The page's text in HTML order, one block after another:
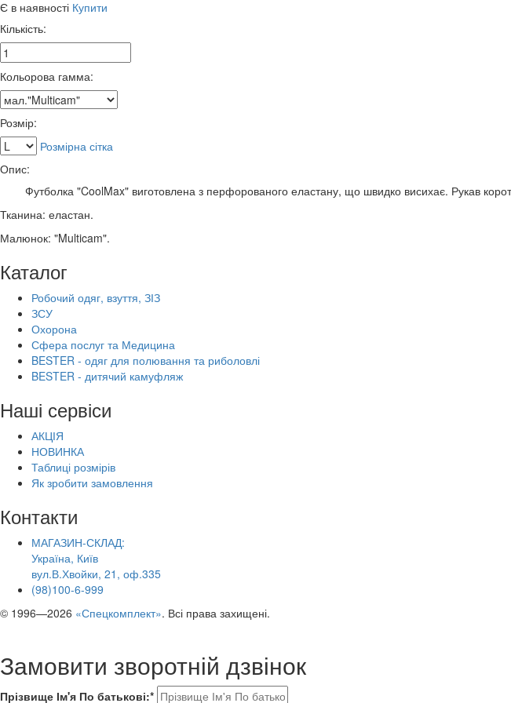
Є в наявності Купити
Кількість:
Кольорова гамма:
Розмір:
Розмірна сітка
Опис:
Футболка "CoolMax" виготовлена з перфорованого еластану, що швидко висихає. Рукав
Тканина: еластан.
Малюнок: "Multicam".
Каталог
Робочий одяг, взуття, ЗІЗ
ЗСУ
Охорона
Сфера послуг та Медицина
BESTER - одяг для полювання та риболовлі
BESTER - дитячий камуфляж
Наші сервіси
АКЦІЯ
НОВИНКА
Таблиці розмірів
Як зробити замовлення
Контакти
МАГАЗИН-СКЛАД:
Україна, Київ
вул.В.Хвойки, 21, оф.335
(98)100-6-999
© 1996—2026 «Спецкомплект». Всі права захищені.
Замовити зворотній дзвінок
Прізвище Ім'я По батькові:*